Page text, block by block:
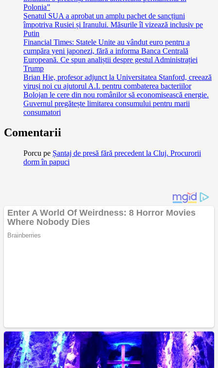
Polonia”
Senatul SUA a aprobat un amplu pachet de sancțiuni
împotriva Rusiei și Iranului. Măsurile îl vizează inclusiv pe
Putin
Financial Times: Statele Unite au vândut euro pentru a
cumpăra yeni japonezi, fără a informa Banca Centrală
Europeană. Ce spun analiștii despre gestul Administrației
Trump
Brian Hie, profesor adjunct la Universitatea Stanford, creează
viruși noi cu ajutorul A.I. pentru combaterea bacteriilor
Bolojan le cere din nou românilor să economisească energie.
Guvernul pregătește limitarea consumului pentru marii
consumatori
Comentarii
Porcu pe Șantaj de presă fără precedent la Cluj. Procurorii
dorm în papuci